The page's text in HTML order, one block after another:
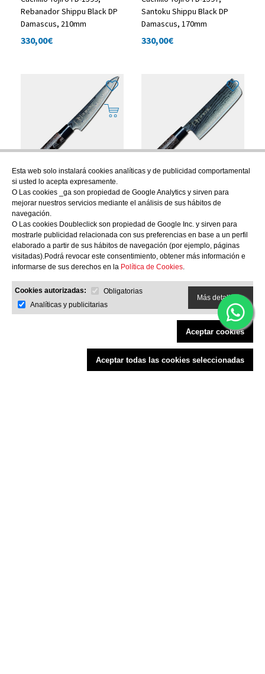
Filtrar productos
Rebanador Shippu Black DP
Damascus, 210mm
330,00€
Santoku Shippu Black DP
Damascus, 170mm
330,00€
Cuchillo Tojiro FD-1592,
Mondador (Puntilla) Shippu
Black DP Damascus, 130mm
199,00€
Cuchillo Tojiro FD-1598, Nakiri
Shippu Black DP Damascus,
330,00€
Esta web solo instalará cookies analíticas y de publicidad comportamental
si usted lo acepta expresamente.
O Las cookies _ga son propiedad de Google Analytics y sirven para
mejorar nuestros servicios mediante el análisis de sus hábitos de
navegación.
O Las cookies Doubleclick son propiedad de Google Inc. y sirven para
mostrarle publicidad relacionada con sus preferencias en base a un perfil
elaborado a partir de sus hábitos de navegación (por ejemplo, páginas
visitadas).Podrá revocar este consentimiento, obtener más información e
informarse de sus derechos en la Política de Cookies.
Cookies autorizadas:
Obligatorias
Analíticas y publicitarias
Más detalles
Aceptar cookies
Aceptar todas las cookies seleccionadas